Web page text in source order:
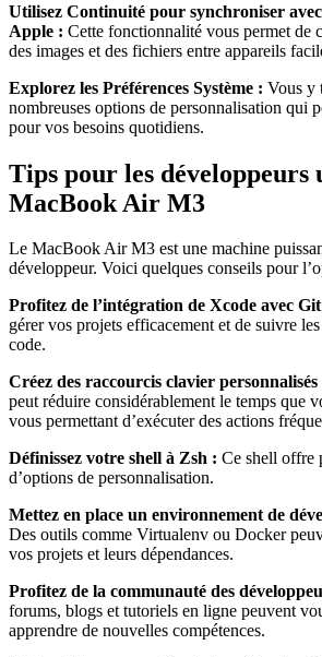
Utilisez Continuité pour synchroniser
Apple : Cette fonctionnalité vous permet de
des images et des fichiers entre appareils
Explorez les Préférences Système : Vous y
nombreuses options de personnalisation qui
pour vos besoins quotidiens.
Tips pour les développeurs
MacBook Air M3
Le MacBook Air M3 est une machine
développeur. Voici quelques conseils pour
Profitez de l’intégration de Xcode avec
gérer vos projets efficacement et de suivre
code.
Créez des raccourcis clavier
peut réduire considérablement le temps que
vous permettant d’exécuter des actions
Définissez votre shell à Zsh : Ce shell offre
d’options de personnalisation.
Mettez en place un environnement de
Des outils comme Virtualenv ou Docker
vos projets et leurs dépendances.
Profitez de la communauté des
forums, blogs et tutoriels en ligne peuvent
apprendre de nouvelles compétences.